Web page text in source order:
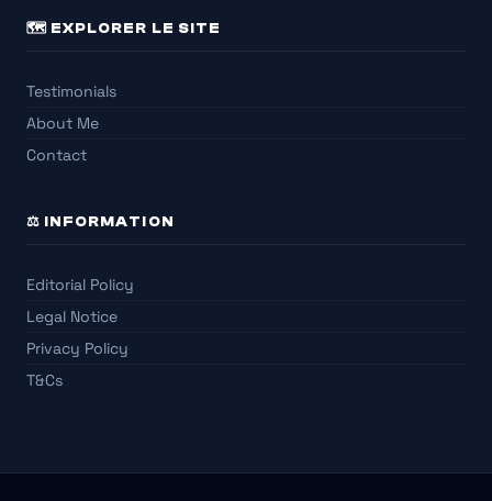
🗺️ EXPLORER LE SITE
Testimonials
About Me
Contact
⚖️ INFORMATION
Editorial Policy
Legal Notice
Privacy Policy
T&Cs